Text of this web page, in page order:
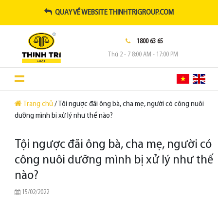
QUAY VỀ WEBSITE THINHTRIGROUP.COM
1800 63 65
Thứ 2 - 7 8:00 AM - 17:00 PM
Trang chủ / Tội ngược đãi ông bà, cha mẹ, người có công nuôi
dưỡng mình bị xử lý như thế nào?
Tội ngược đãi ông bà, cha mẹ, người có
công nuôi dưỡng mình bị xử lý như thế
nào?
15/02/2022